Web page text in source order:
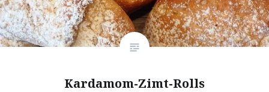
Kardamom-Zimt-Rolls